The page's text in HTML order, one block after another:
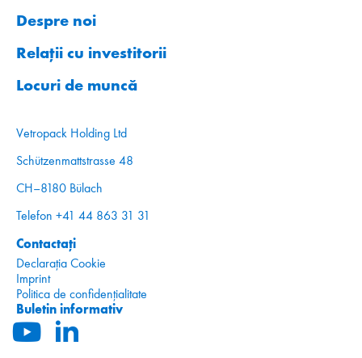
Despre noi
Relații cu investitorii
Locuri de muncă
Vetropack Holding Ltd
Schützenmattstrasse 48
CH–8180 Bülach
Telefon +41 44 863 31 31
Contactați
Declarația Cookie
Imprint
Politica de confidențialitate
Buletin informativ